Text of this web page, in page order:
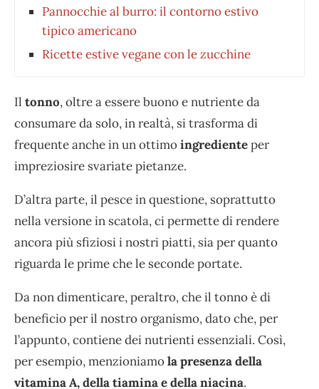
Pannocchie al burro: il contorno estivo
tipico americano
Ricette estive vegane con le zucchine
Il tonno, oltre a essere buono e nutriente da
consumare da solo, in realtà, si trasforma di
frequente anche in un ottimoingredienteper
impreziosire svariate pietanze.
D’altra parte, il pesce in questione, soprattutto
nella versione in scatola, ci permette di rendere
ancora più sfiziosi i nostri piatti, sia per quanto
riguarda le prime che le seconde portate.
Da non dimenticare, peraltro, che il tonno è di
beneficio per il nostro organismo, dato che, per
l’appunto, contiene dei nutrienti essenziali. Così,
per esempio, menzioniamola presenza della
vitamina A, della tiamina e della niacina.